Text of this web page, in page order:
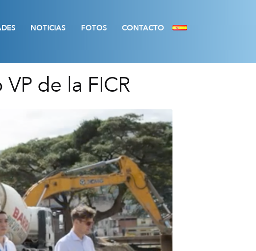
NOTICIAS FOTOS CONTACTO
de la FICR